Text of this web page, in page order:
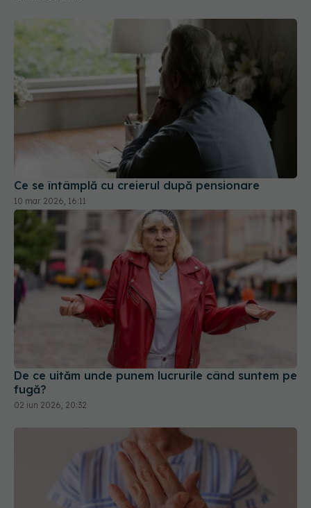
Ce se întâmplă cu creierul după pensionare
De ce uităm unde punem lucrurile când suntem pe